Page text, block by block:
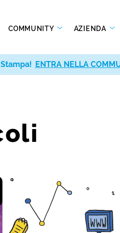
COMMUNITY AZIENDA
ENTRA NELLA